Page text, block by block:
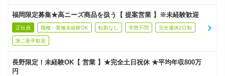
福岡限定募集★高ニーズ商品を扱う【 提案営業 】※未経験歓迎
正社員 職種・業種未経験OK 転勤なし 学歴不問 完全週休2日制
第二新卒歓迎
長野限定！未経験OK【 営業 】★完全土日祝休 ★平均年収800万
円